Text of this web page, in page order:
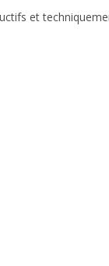
et